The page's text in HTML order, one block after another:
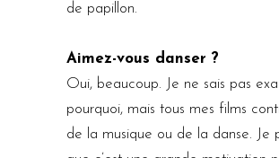
de papillon.
Aimez-vous danser ?
Oui, beaucoup. Je ne sais pas
pourquoi, mais tous mes films
de la musique ou de la danse. Je